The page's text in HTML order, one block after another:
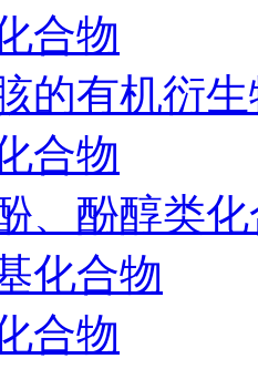
合物
的有机衍
合物
、酚醇类
化合物
合物